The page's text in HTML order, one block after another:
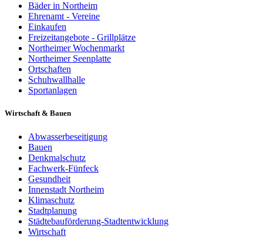
Bäder in Northeim
Ehrenamt - Vereine
Einkaufen
Freizeitangebote - Grillplätze
Northeimer Wochenmarkt
Northeimer Seenplatte
Ortschaften
Schuhwallhalle
Sportanlagen
Wirtschaft & Bauen
Abwasserbeseitigung
Bauen
Denkmalschutz
Fachwerk-Fünfeck
Gesundheit
Innenstadt Northeim
Klimaschutz
Stadtplanung
Städtebauförderung-Stadtentwicklung
Wirtschaft